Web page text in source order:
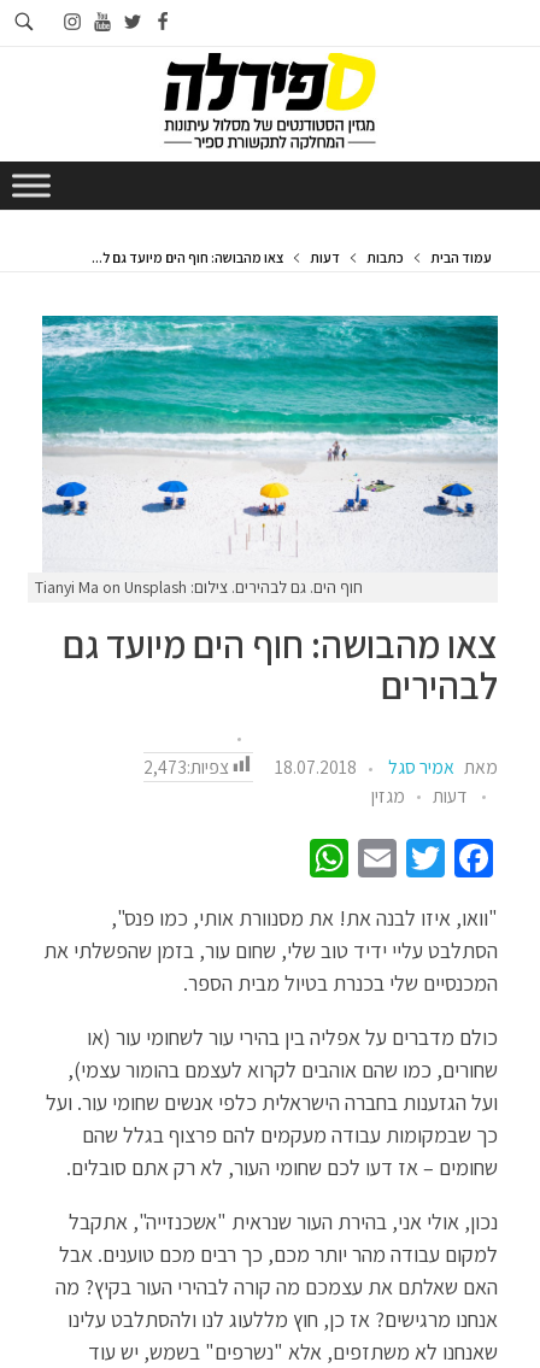
facebook
twitter
youtube
instagram
עמוד הבית כתבות דעות צאו מהבושה: חוף הים מיועד גם ל...
חוף הים. גם לבהירים. צילום: Tianyi Ma on Unsplash
צאו מהבושה: חוף הים מיועד גם
לבהירים
מאת אמיר סגל 18.07.2018 צפיות:2,473
דעות
מגזין
Fa
b
o
k
T
wi
tt
er
E
ail
at
sA
p
"וואו, איזו לבנה את! את מסנוורת אותי, כמו פנס",
הסתלבט עליי ידיד טוב שלי, שחום עור, בזמן שהפשלתי את
המכנסיים שלי בכנרת בטיול מבית הספר.
כולם מדברים על אפליה בין בהירי עור לשחומי עור (או
שחורים, כמו שהם אוהבים לקרוא לעצמם בהומור עצמי),
ועל הגזענות בחברה הישראלית כלפי אנשים שחומי עור. ועל
כך שבמקומות עבודה מעקמים להם פרצוף בגלל שהם
שחומים – אז דעו לכם שחומי העור, לא רק אתם סובלים.
נכון, אולי אני, בהירת העור שנראית "אשכנזייה", אתקבל
למקום עבודה מהר יותר מכם, כך רבים מכם טוענים. אבל
האם שאלתם את עצמכם מה קורה לבהירי העור בקיץ? מה
אנחנו מרגישים? אז כן, חוץ מללעוג לנו ולהסתלבט עלינו
שאנחנו לא משתזפים, אלא "נשרפים" בשמש, יש עוד